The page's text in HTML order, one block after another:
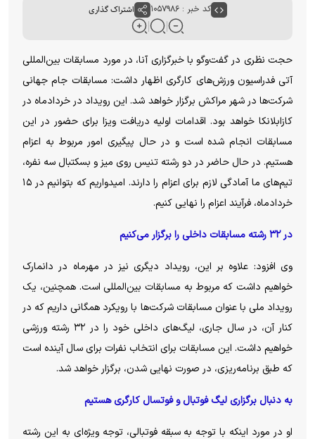
کد خبر : ۱۰۵۷۹۸۶ اشتراک گذاری
حجت نظری در گفت‌وگو با خبرگزاری آنا، در مورد مسابقات بین‌المللی
آتی فدراسیون ورزش‌های کارگری اظهار داشت: مسابقات جام جهانی
شرکت‌ها در شهر مراکش برگزار خواهد شد. این رویداد در خردادماه در
کازابلانکا خواهد بود. اقدامات اولیه دریافت ویزا برای حضور در این
مسابقات انجام شده است و در حال پیگیری امور مربوط به اعزام
هستیم. در حال حاضر در دو رشته تنیس روی میز و بسکتبال سه نفره،
تیم‌های ما آمادگی لازم برای اعزام را دارند. امیدواریم که بتوانیم در ۱۵
خردادماه، فرآیند اعزام را نهایی کنیم.
در ۳۲ رشته مسابقات داخلی را برگزار می‌کنیم
وی افزود: علاوه بر این، رویداد دیگری نیز در مهرماه در دانمارک
خواهیم داشت که مربوط به مسابقات بین‌المللی است. همچنین، یک
رویداد ملی با عنوان مسابقات شرکت‌ها با رویکرد همگانی داریم که در
کنار آن، در سال جاری، لیگ‌های داخلی خود را در ۳۲ رشته ورزشی
خواهیم داشت. این مسابقات برای انتخاب نفرات برای سال آینده است
که طبق برنامه‌ریزی، در صورت نهایی شدن، برگزار خواهد شد.
به دنبال برگزاری لیگ فوتبال و فوتسال کارگری هستیم
او در مورد اینکه با توجه به سبقه فوتبالی، توجه ویژه‌ای به این رشته